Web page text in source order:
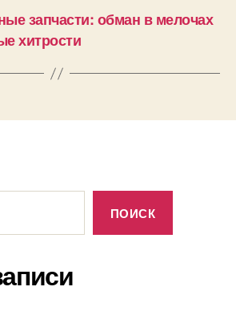
запчасти: обман в мелочах
хитрости
ПОИСК